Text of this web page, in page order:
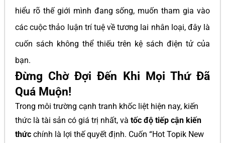
hiểu rõ thế giới mình đang sống, muốn tham gia vào
các cuộc thảo luận trí tuệ về tương lai nhân loại, đây là
cuốn sách không thể thiếu trên kệ sách điện tử của
bạn.
Đừng Chờ Đợi Đến Khi Mọi Thứ Đã
Quá Muộn!
Trong môi trường cạnh tranh khốc liệt hiện nay, kiến
thức là tài sản có giá trị nhất, và tốc độ tiếp cận kiến
thức chính là lợi thế quyết định. Cuốn “Hot Topik New